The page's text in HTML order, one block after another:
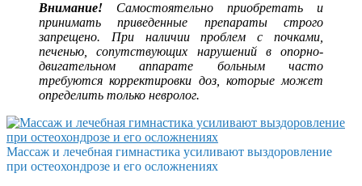
Внимание! Самостоятельно приобретать и
принимать приведенные препараты строго
запрещено. При наличии проблем с почками,
печенью, сопутствующих нарушений в опорно-
двигательном аппарате больным часто
требуются корректировки доз, которые может
определить только невролог.
Массаж и лечебная гимнастика усиливают выздоровление
при остеохондрозе и его осложнениях